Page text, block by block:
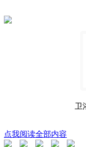
卫
点我阅读全部内容